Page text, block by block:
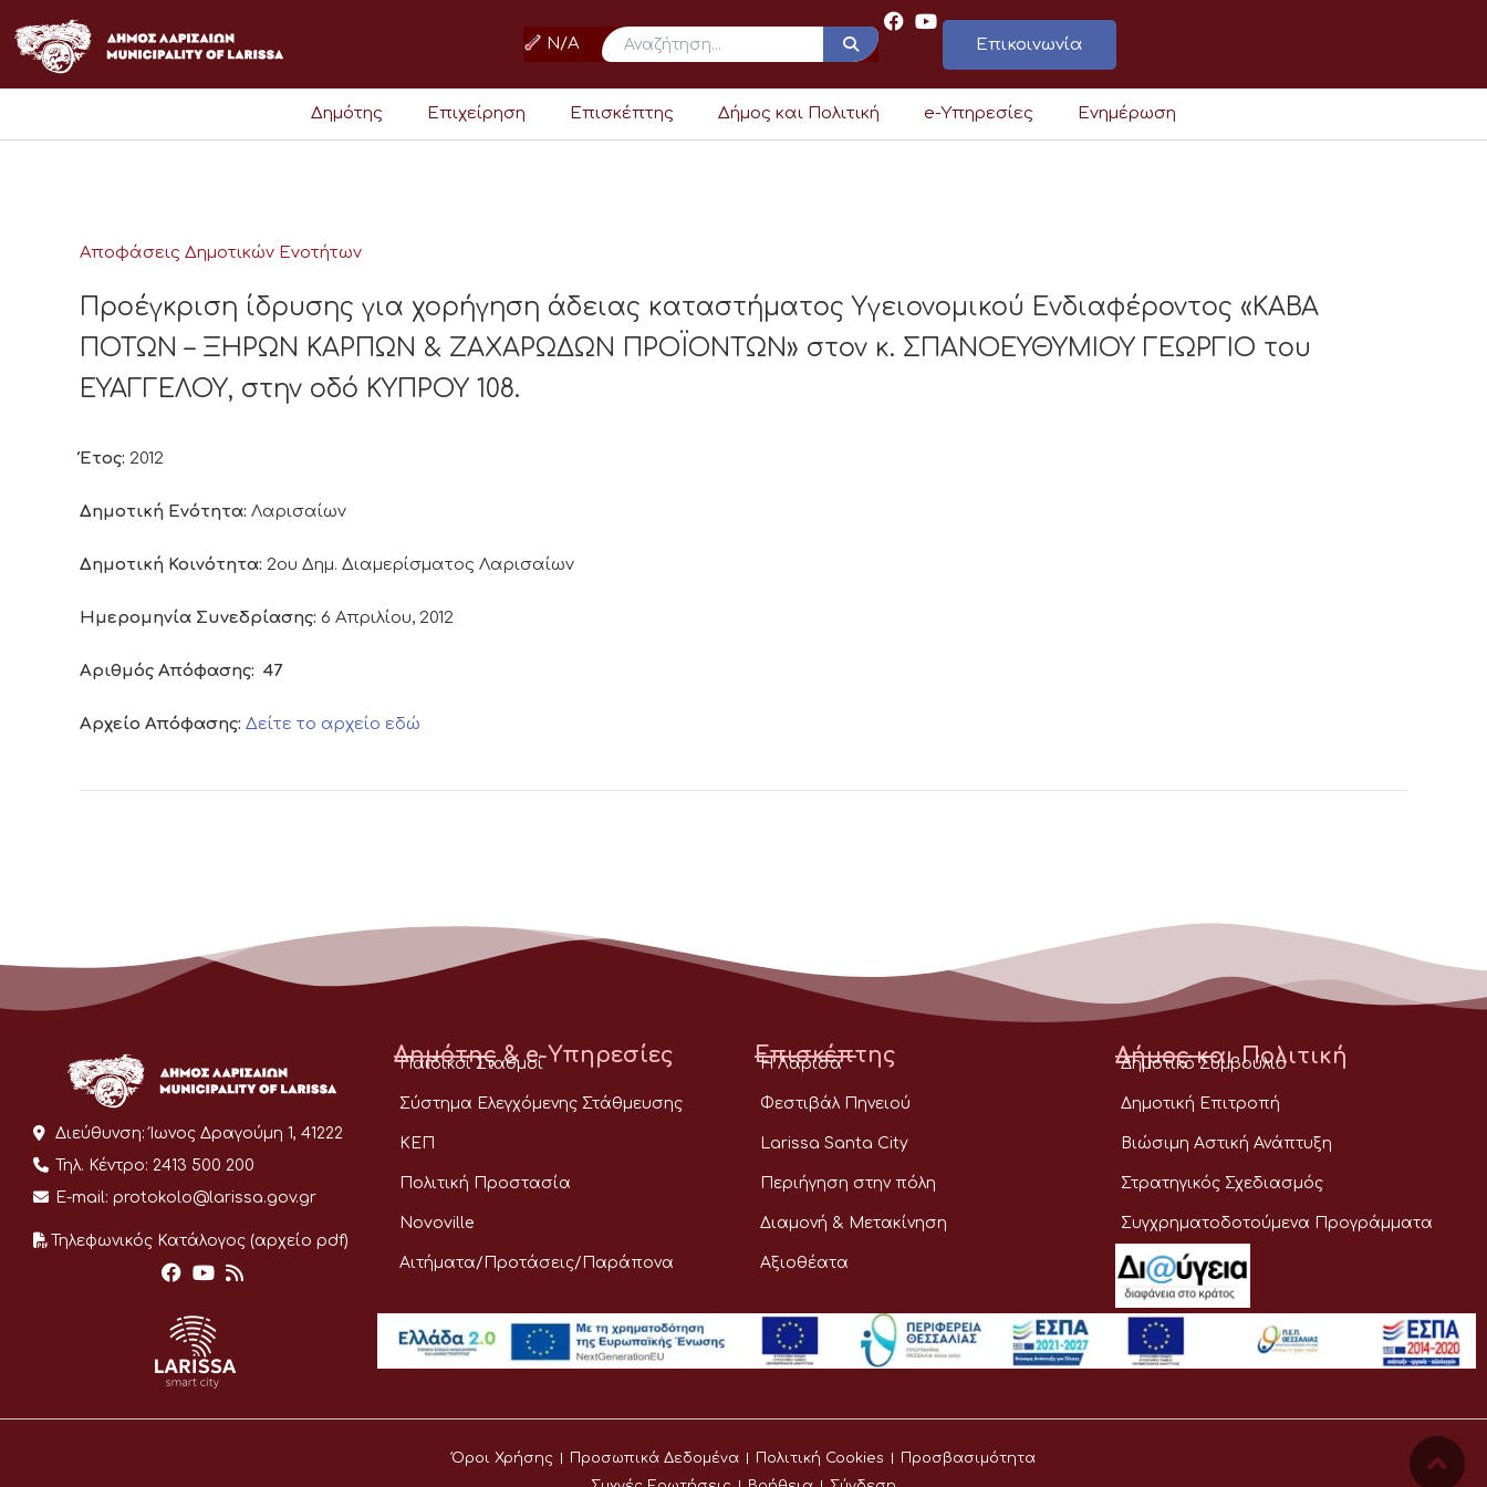
στο
περιεχόμενο
N/A Επικοινωνία
Δημότης Επιχείρηση Επισκέπτης Δήμος και Πολιτική e-Υπηρεσίες Ενημέρωση
Αποφάσεις Δημοτικών Ενοτήτων
Προέγκριση ίδρυσης για χορήγηση άδειας καταστήματος Υγειονομικού Ενδιαφέροντος «ΚΑΒΑ
ΠΟΤΩΝ – ΞΗΡΩΝ ΚΑΡΠΩΝ & ΖΑΧΑΡΩΔΩΝ ΠΡΟΪΟΝΤΩΝ» στον κ. ΣΠΑΝΟΕΥΘΥΜΙΟΥ ΓΕΩΡΓΙΟ του
ΕΥΑΓΓΕΛΟΥ, στην οδό ΚΥΠΡΟΥ 108.
Έτος: 2012
Δημοτική Ενότητα: Λαρισαίων
Δημοτική Κοινότητα: 2ου Δημ. Διαμερίσματος Λαρισαίων
Ημερομηνία Συνεδρίασης: 6 Απριλίου, 2012
Αριθμός Απόφασης: 47
Αρχείο Απόφασης: Δείτε το αρχείο εδώ
Διεύθυνση: Ίωνος Δραγούμη 1, 41222
Τηλ. Κέντρο: 2413 500 200
E-mail: protokolo@larissa.gov.gr
Τηλεφωνικός Κατάλογος (αρχείο pdf)
Δημότης & e-Υπηρεσίες
Παιδικοί Σταθμοί
Σύστημα Ελεγχόμενης Στάθμευσης
ΚΕΠ
Πολιτική Προστασία
Novoville
Αιτήματα/Προτάσεις/Παράπονα
Επισκέπτης
Η Λάρισα
Φεστιβάλ Πηνειού
Larissa Santa City
Περιήγηση στην πόλη
Διαμονή & Μετακίνηση
Αξιοθέατα
Δήμος και Πολιτική
Δημοτικό Συμβούλιο
Δημοτική Επιτροπή
Βιώσιμη Αστική Ανάπτυξη
Στρατηγικός Σχεδιασμός
Συγχρηματοδοτούμενα Προγράμματα
Όροι Χρήσης Προσωπικά Δεδομένα Πολιτική Cookies
Προσβασιμότητα